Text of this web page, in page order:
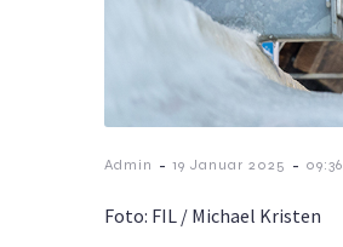
Admin - 19 Januar 2025 - 09:36
Foto: FIL / Michael Kristen